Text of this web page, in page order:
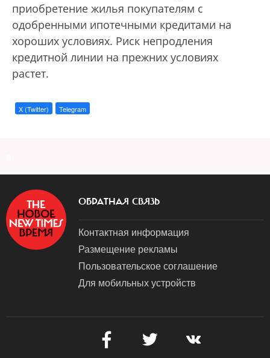
приобретение жилья покупателям с
одобренными ипотечными кредитами на
хороших условиях. Риск непродления
кредитной линии на прежних условиях
растет.
X (Twitter) Telegram
ОБРАТНАЯ СВЯЗЬ
Контактная информация
Размещение рекламы
Пользовательское соглашение
Для мобильных устройств